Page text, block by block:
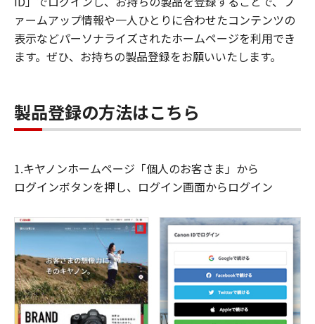
ァームアップ情報や一人ひとりに合わせたコンテンツの
表示などパーソナライズされたホームページを利用でき
ます。ぜひ、お持ちの製品登録をお願いいたします。
製品登録の方法はこちら
1.キヤノンホームページ「個人のお客さま」から
ログインボタンを押し、ログイン画面からログイン